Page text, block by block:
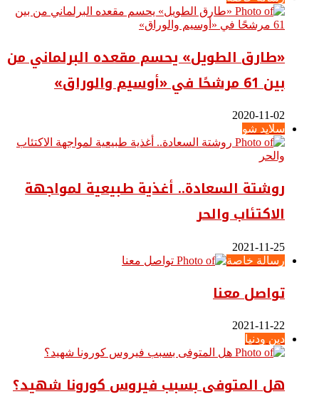
«طارق الطويل» يحسم مقعده البرلماني من
بين 61 مرشحًا في «أوسيم والوراق»
2020-11-02
سلايد شو
روشتة السعادة.. أغذية طبيعية لمواجهة
الاكتئاب والحر
2021-11-25
رسالة خاصة
تواصل معنا
2021-11-22
دين ودنيا
هل المتوفى بسبب فيروس كورونا شهيد؟